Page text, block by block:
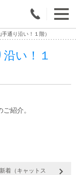
通り沿い！１階）
い！１
紹介。
新着（キャットス